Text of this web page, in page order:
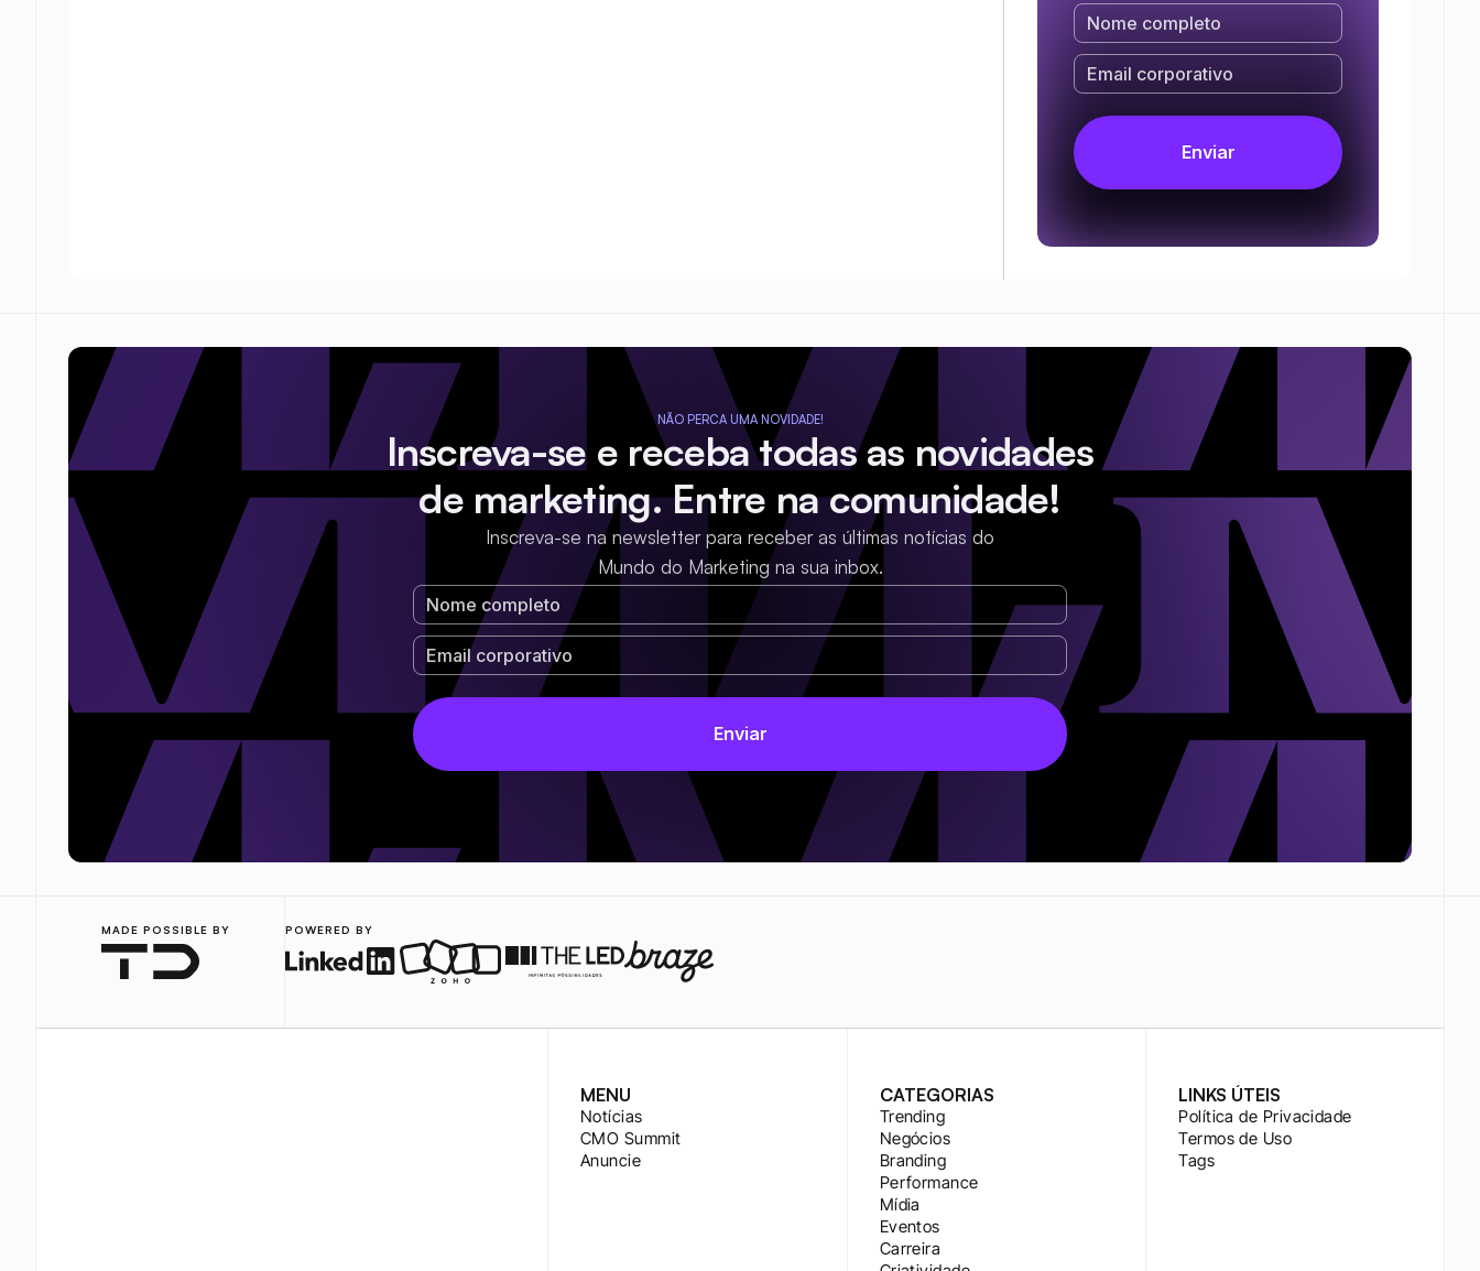
NÃO PERCA UMA NOVIDADE!
Inscreva-se e receba todas as novidades
de marketing. Entre na comunidade!
Inscreva-se na newsletter para receber as últimas notícias do
Mundo do Marketing na sua inbox.
MADE POSSIBLE BY POWERED BY
MENU
Notícias
CMO Summit
Anuncie
CATEGORIAS
Trending
Negócios
Branding
Performance
Mídia
Eventos
Carreira
LINKS ÚTEIS
Política de Privacidade
Termos de Uso
Tags